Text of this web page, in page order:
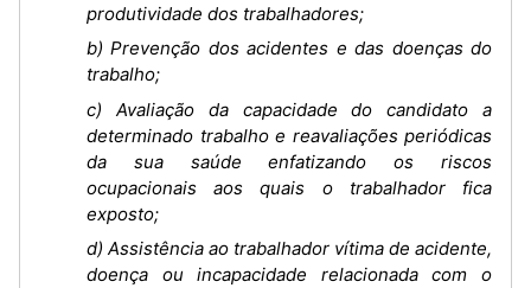
produtividade dos trabalhadores;
b) Prevenção dos acidentes e das doenças do
trabalho;
c) Avaliação da capacidade do candidato a
determinado trabalho e reavaliações periódicas
da sua saúde enfatizando os riscos
ocupacionais aos quais o trabalhador fica
exposto;
d) Assistência ao trabalhador vítima de acidente,
doença ou incapacidade relacionada com o